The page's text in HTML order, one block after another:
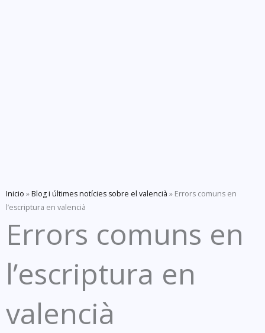
Inicio »Blog i últimes notícies sobre el valencià » Errors comuns en
l’escriptura en valencià
Errors comuns en
l’escriptura en
valencià